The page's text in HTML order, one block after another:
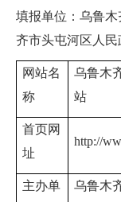
填报单位：乌鲁
齐市头屯河区人
网站名
称
乌鲁木
站
首页网
址
http://
主办单
乌鲁木